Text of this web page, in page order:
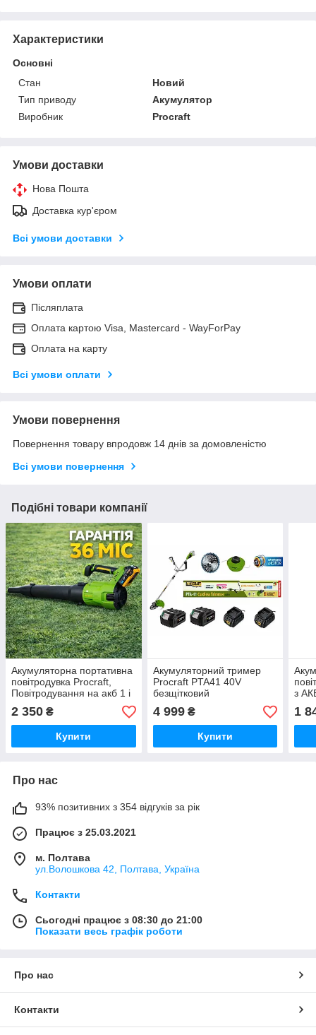
Характеристики
Основні
Стан
Новий
Тип приводу
Акумулятор
Виробник
Procraft
Умови доставки
Нова Пошта
Доставка кур'єром
Всі умови доставки
Умови оплати
Післяплата
Оплата картою Visa, Mastercard - WayForPay
Оплата на карту
Всі умови оплати
Умови повернення
Повернення товару впродовж 14 днів за домовленістю
Всі умови повернення
Подібні товари компанії
Акумуляторна портативна
повітродувка Procraft,
Повітродування на акб 1 і
повітродувка
2 350 ₴
Купити
Акумуляторний тример
Procraft PTA41 40V
безщітковий
багатополюсний (2 АКБ 4
А·год і 2 ЗП) Неметчина
4 999₴
Купити
з
1
Про нас
93% позитивних з 354 відгуків за рік
Працює з 25.03.2021
м. Полтава
ул.Волошкова 42, Полтава, Україна
Контакти
Сьогодні працює з 08:30 до 21:00
Показати весь графік роботи
Про нас
Контакти